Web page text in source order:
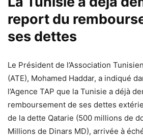
report du
ses dettes
Le Président de l’Association
(ATE), Mohamed Haddar, a indiqué
l’Agence TAP que la Tunisie a déjà
remboursement de ses dettes
de la dette Qatarie (500 millions de
Millions de Dinars MD), arrivée à